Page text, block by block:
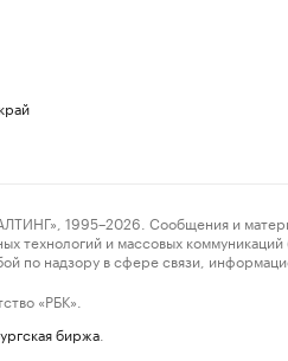
1995–2026. Сообщения и
технологий и массовых
по надзору в сфере связи,
«РБК».
биржа